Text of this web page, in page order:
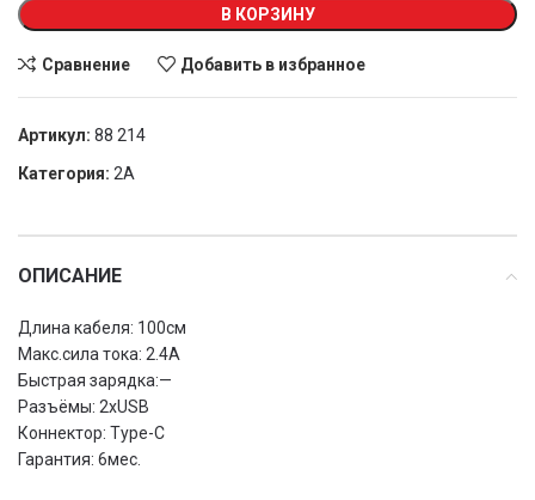
В КОРЗИНУ
Сравнение Добавить в избранное
Артикул: 88 214
Категория: 2A
ОПИСАНИЕ
Длина кабеля: 100см
Макс.сила тока: 2.4А
Быстрая зарядка:—
Разъёмы: 2хUSB
Коннектор: Type-C
Гарантия: 6мес.